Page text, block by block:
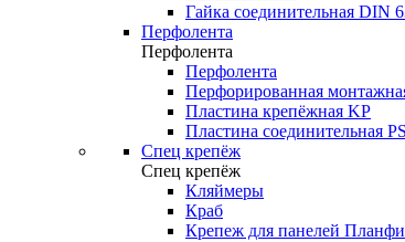
Гайка соединительная DIN
Перфолента
Перфолента
Перфолента
Перфорированная
Пластина крепёжная KP
Пластина соединительная PS
Спец крепёж
Спец крепёж
Кляймеры
Краб
Крепеж для панелей